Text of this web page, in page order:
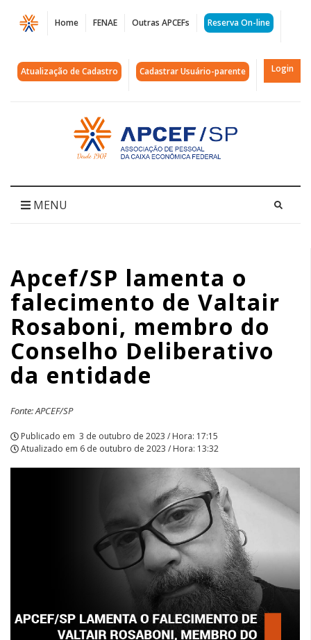
Página
Apcef/SP
lamenta
falecimento
Rosaboni,
Conselho
Deliberativo
da
entidade
|
APCEF/SP
Home FENAE Outras APCEFs Reserva On-line
Atualização de Cadastro Cadastrar Usuário-parente Login
Acessar
página
inicial
MENU
Apcef/SP lamenta o
falecimento de Valtair
Rosaboni, membro do
Conselho Deliberativo
da entidade
Fonte: APCEF/SP
Publicado em 3 de outubro de 2023 / Hora: 17:15
Atualizado em 6 de outubro de 2023 / Hora: 13:32